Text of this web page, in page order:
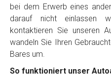
bei dem Erwerb eines
darauf nicht einlassen
kontaktieren Sie unseren
wandeln Sie Ihren
Bares um.
So funktioniert unser